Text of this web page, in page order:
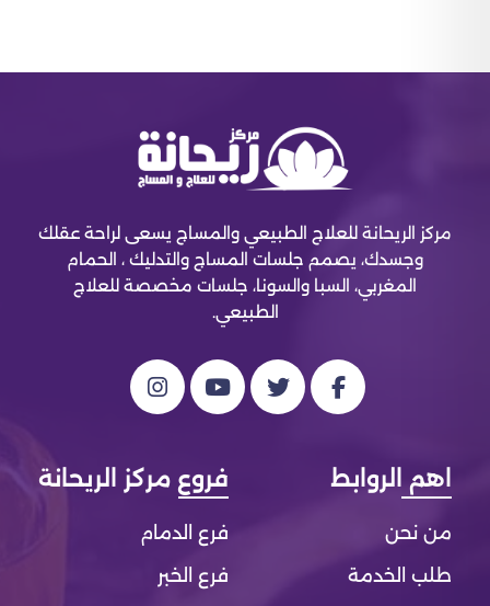
مركز الريحانة للعلاج الطبيعي والمساج يسعى لراحة عقلك
وجسدك، يصمم جلسات المساج والتدليك ، الحمام
المغربي، السبا والسونا، جلسات مخصصة للعلاج
الطبيعي.
اهم الروابط
من نحن
طلب الخدمة
فروع مركز الريحانة
فرع الدمام
فرع الخبر